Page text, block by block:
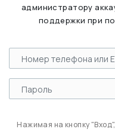
администратору
поддержки при
Нажимая на кнопку